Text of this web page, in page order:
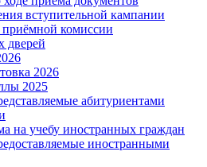
вступительной кампании
комиссии
дверей
2026
2025
абитуриентами
на учебу иностранных граждан
иностранными